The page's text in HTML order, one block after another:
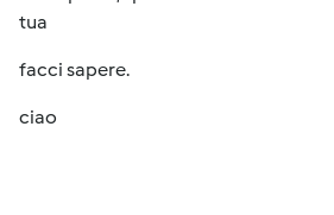
tua
facci sapere.
ciao